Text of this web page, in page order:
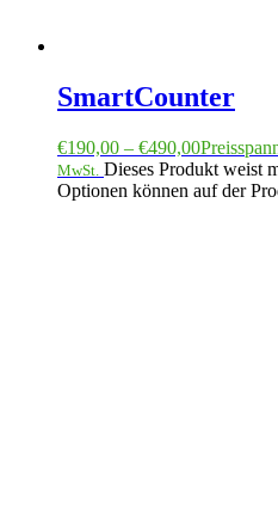
SmartCounter
€190,00 – €490,00
MwSt. Dieses Produkt weist
Optionen können auf der